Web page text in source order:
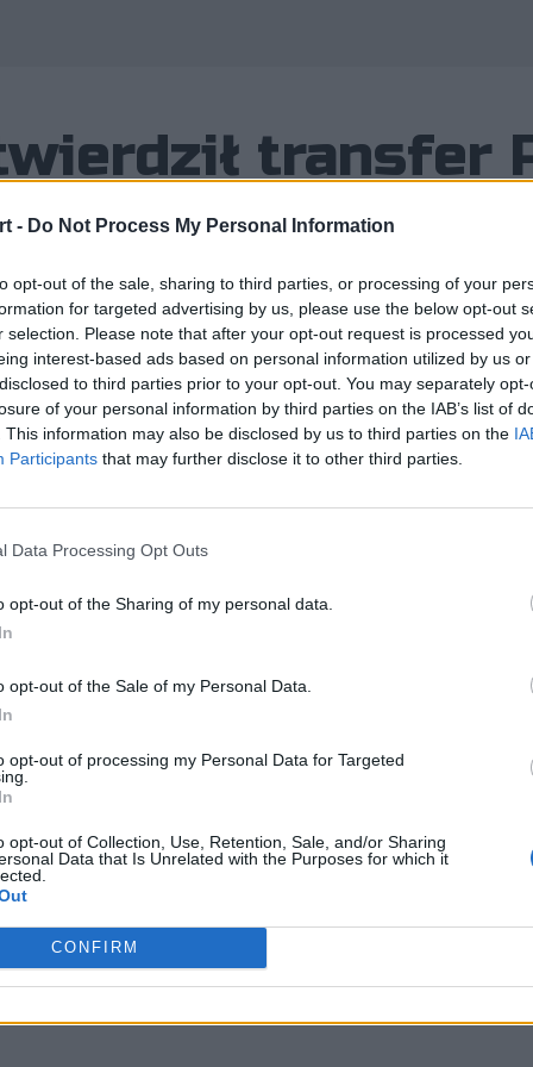
- Do Not Process My Personal Information
opt-out of the sale, sharing to third parties, or processing of your
for targeted advertising by us, please use the below opt-out
selection. Please note that after your opt-out request is processed
interest-based ads based on personal information utilized by us
to third parties prior to your opt-out. You may separately
of your personal information by third parties on the IAB’s list of
This information may also be disclosed by us to third parties on the
Participants that may further disclose it to other third parties.
Data Processing Opt Outs
opt-out of the Sharing of my personal data.
opt-out of the Sale of my Personal Data.
opt-out of processing my Personal Data for Targeted
opt-out of Collection, Use, Retention, Sale, and/or Sharing
Data that Is Unrelated with the Purposes for which it
CONFIRM
transfer
zaprezentował nam
przebudowę. Nie minęły
nam odświeżoną wersję swojego składu, który
do roszady. Roszady mało zaskakującej, bo dziś
czasu.
zasilił szeregi HONORIS, nowego projektu Filipa
zaczęło rozważać zmiany, w efekcie czego
który akurat poszukiwał nowego gracza.
kilku tygodniach postanowił ustąpić ze składu,
Prisma, który wraz z nowymi kolegami rozegrał
bardzo naturalnie dopasował się do reszty zespołu
–
że był to ruch, którego potrzebowaliśmy, by ruszyć do
to na pewno zwróciłbym szczególną uwagę na lepszą
że przy odpowiednim ustawieniu może dać dużo jakości
stwierdziliśmy, że to coś, czego szukaliśmy